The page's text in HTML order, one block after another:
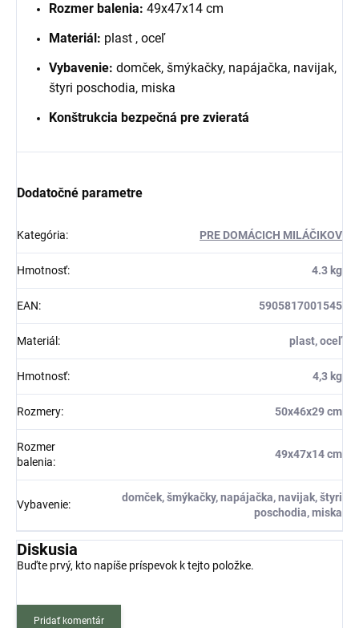
Rozmer balenia: 49x47x14 cm
Materiál: plast , oceľ
Vybavenie: domček, šmýkačky, napájačka, navijak,
štyri poschodia, miska
Konštrukcia bezpečná pre zvieratá
Dodatočné parametre
Kategória: PRE DOMÁCICH MILÁČIKOV
Hmotnosť: 4.3 kg
EAN: 5905817001545
Materiál : plast, oceľ
Hmotnosť: 4,3 kg
Rozmery: 50x46x29 cm
Rozmer
balenia:
49x47x14 cm
Vybavenie:
domček, šmýkačky, napájačka, navijak, štyri
poschodia, miska
Diskusia
Buďte prvý, kto napíše príspevok k tejto položke.
Pridať komentár